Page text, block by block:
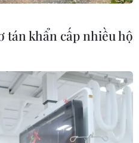
Tám: 093.5958688, Email:
39411348, Fax: (024)
tán khẩn cấp nhiều hộ